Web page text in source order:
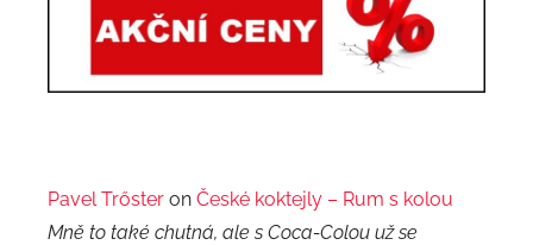
Pavel Trőster on České koktejly – Rum s kolou
Mně to také chutná, ale s Coca-Colou už se